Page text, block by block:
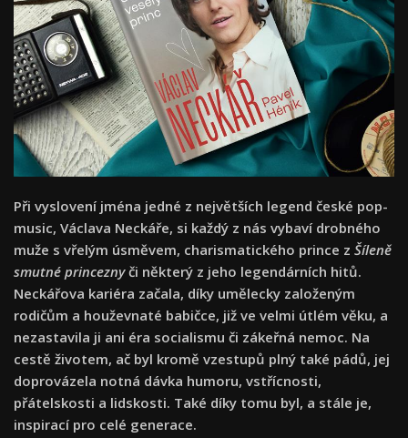
Při vyslovení jména jedné z největších legend české pop-
music, Václava Neckáře, si každý z nás vybaví drobného
muže s vřelým úsměvem, charismatického prince z Šíleně
smutné princeznyči některý z jeho legendárních hitů.
Neckářova kariéra začala, díky umělecky založeným
rodičům a houževnaté babičce, již ve velmi útlém věku, a
nezastavila ji ani éra socialismu či zákeřná nemoc. Na
cestě životem, ač byl kromě vzestupů plný také pádů, jej
doprovázela notná dávka humoru, vstřícnosti,
přátelskosti a lidskosti. Také díky tomu byl, a stále je,
inspirací pro celé generace.